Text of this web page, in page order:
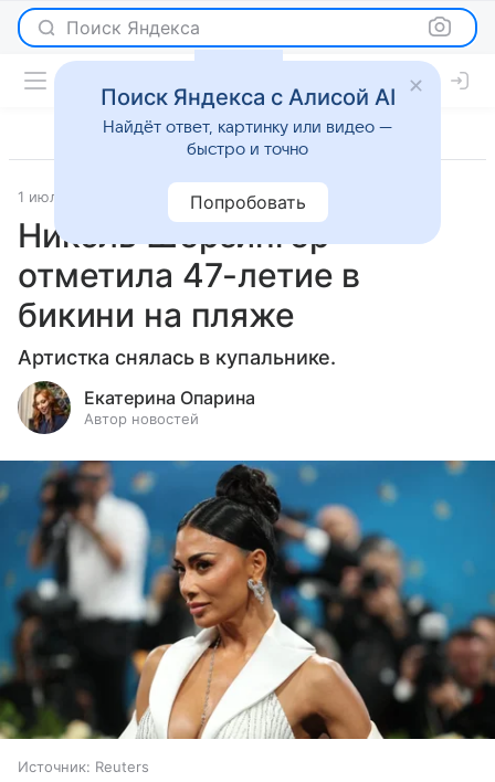
Поиск Яндекса
1 июля 2025 Светская жизнь
Николь Шерзингер
отметила 47-летие в
бикини на пляже
Артистка снялась в купальнике.
Екатерина Опарина
Автор новостей
Источник: Reuters
Поиск Яндекса с Алисой AI
Найдёт ответ, картинку или видео —
быстро и точно
Попробовать